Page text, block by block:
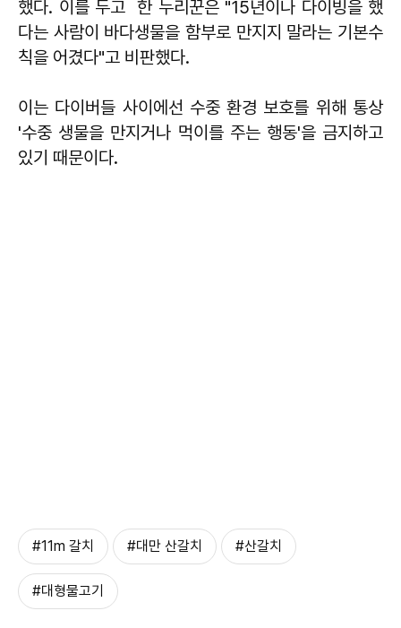
했다. 이를 두고 한 누리꾼은 "15년이나 다이빙을 했
다는 사람이 바다생물을 함부로 만지지 말라는 기본수
칙을 어겼다"고 비판했다.
이는 다이버들 사이에선 수중 환경 보호를 위해 통상
'수중 생물을 만지거나 먹이를 주는 행동'을 금지하고
있기 때문이다.
#11m 갈치 #대만 산갈치 #산갈치
#대형물고기